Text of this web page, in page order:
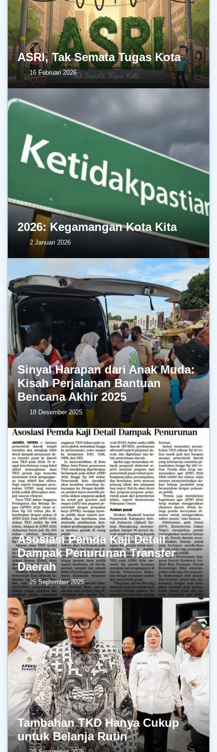
ASRI, Tak Semata Tugas Kota
16 Februari 2026
2026: Kegamangan Kota Kita
2 Januari 2026
Sinyal Harapan dari Anak Muda:
Kisah Perjalanan Bantuan
Bencana Akhir 2025
18 Desember 2025
Asosiasi Pemda Kaji Detail
Dampak Penurunan Transfer
Daerah
25 September 2025
Tambahan TKD Hanya Cukup
untuk Belanja Rutin